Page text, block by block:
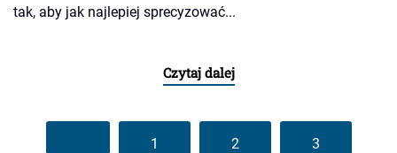
tak, aby jak najlepiej sprecyzować...
Czytaj dalej
1 2 3